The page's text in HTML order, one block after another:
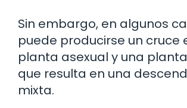
Sin embargo, en algunos
puede producirse un cruce
planta asexual y una
que resulta en una
mixta.